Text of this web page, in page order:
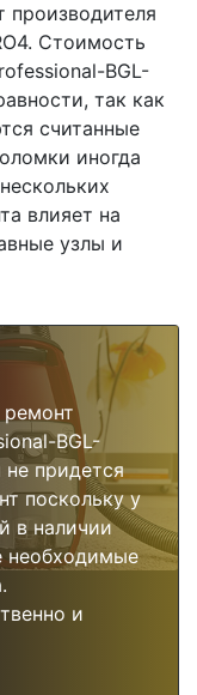
Стоимость
BGL-
так как
считанные
иногда
влияет на
узлы и
BGL-
не придется
поскольку у
в наличии
необходимые
и